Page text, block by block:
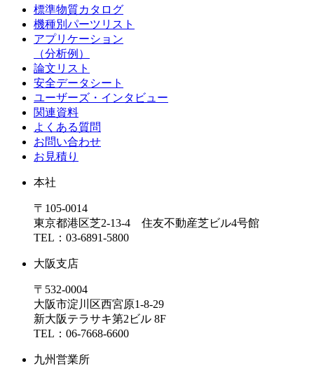
標準物質カタログ
機種別パーツリスト
アプリケーション
（分析例）
論文リスト
安全データシート
ユーザーズ・インタビュー
関連資料
よくある質問
お問い合わせ
お見積り
本社
〒105-0014
東京都港区芝2-13-4 住友不動産芝ビル4号館
TEL：03-6891-5800
大阪支店
〒532-0004
大阪市淀川区西宮原1-8-29
新大阪テラサキ第2ビル 8F
TEL：06-7668-6600
九州営業所